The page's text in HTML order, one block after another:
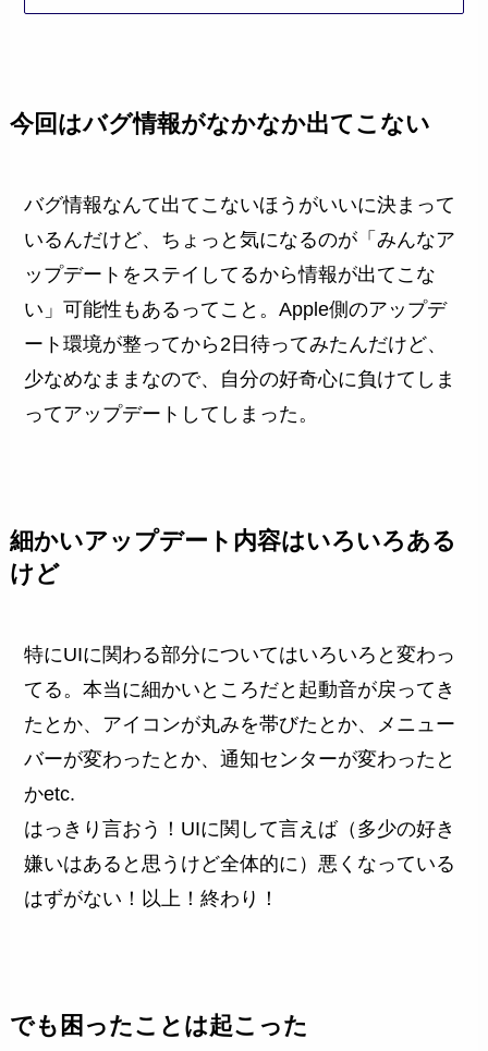
今回はバグ情報がなかなか出てこない
バグ情報なんて出てこないほうがいいに決まって
いるんだけど、ちょっと気になるのが「みんなア
ップデートをステイしてるから情報が出てこな
い」可能性もあるってこと。Apple側のアップデ
ート環境が整ってから2日待ってみたんだけど、
少なめなままなので、自分の好奇心に負けてしま
ってアップデートしてしまった。
細かいアップデート内容はいろいろある
けど
特にUIに関わる部分についてはいろいろと変わっ
てる。本当に細かいところだと起動音が戻ってき
たとか、アイコンが丸みを帯びたとか、メニュー
バーが変わったとか、通知センターが変わったと
かetc.
はっきり言おう！UIに関して言えば（多少の好き
嫌いはあると思うけど全体的に）悪くなっている
はずがない！以上！終わり！
でも困ったことは起こった